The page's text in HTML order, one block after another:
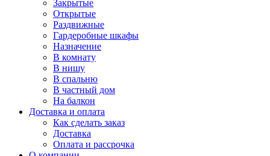
Закрытые
Открытые
Раздвижные
Гардеробные шкафы
Назначение
В комнату
В нишу
В спальню
В частный дом
На балкон
Доставка и оплата
Как сделать заказ
Доставка
Оплата и рассрочка